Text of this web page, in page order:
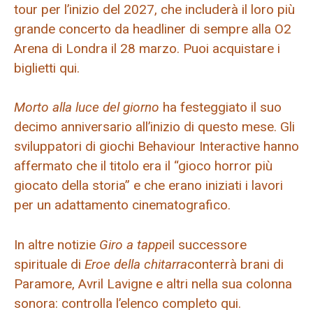
tour per l’inizio del 2027, che includerà il loro più
grande concerto da headliner di sempre alla O2
Arena di Londra il 28 marzo. Puoi acquistare i
biglietti qui.
Morto alla luce del giorno ha festeggiato il suo
decimo anniversario all’inizio di questo mese. Gli
sviluppatori di giochi Behaviour Interactive hanno
affermato che il titolo era il “gioco horror più
giocato della storia” e che erano iniziati i lavori
per un adattamento cinematografico.
In altre notizie Giro a tappeil successore
spirituale di Eroe della chitarraconterrà brani di
Paramore, Avril Lavigne e altri nella sua colonna
sonora: controlla l’elenco completo qui.